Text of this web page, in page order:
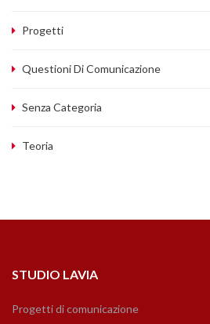
Progetti
Questioni Di Comunicazione
Senza Categoria
Teoria
STUDIO LAVIA
Progetti di comunicazione